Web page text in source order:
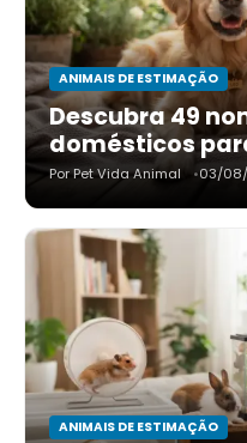
ANIMAIS DE ESTIMAÇÃO
Descubra 49
domésticos
Por Pet Vida Animal 03/
ANIMAIS DE ESTIMAÇÃO